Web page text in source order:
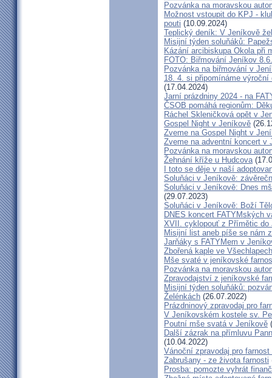
Pozvánka na moravskou
Možnost vstoupit do KPJ -
pouti (10.09.2024)
Teplický deník: V Jeníkově
Misijní týden soluňáků:
Kázání arcibiskupa Okola při
FOTO: Biřmování Jeníkov
Pozvánka na biřmování v
18. 4. si připomínáme
(17.04.2024)
Jarní prázdniny 2024 - na
ČSOB pomáhá regionům:
Ráchel Skleničková opět v
Gospel Night v Jeníkově
Zveme na Gospel Night v
Zveme na adventní koncert v
Pozvánka na moravskou
Žehnání kříže u Hudcova
I toto se děje v naší
Soluňáci v Jeníkově:
Soluňáci v Jeníkově: Dnes
(29.07.2023)
Soluňáci v Jeníkově: Boží
DNES koncert FATYMských
XVII. cyklopouť z Přímětic do
Misijní list aneb píše se nám
Jarňáky s FATYMem v
Zbořená kaple ve
Mše svaté v jeníkovské
Pozvánka na moravskou
Zpravodajství z jeníkovské
Misijní týden soluňáků:
Želénkách (26.07.2022)
Prázdninový zpravodaj pro
V Jeníkovském kostele sv.
Poutní mše svatá v Jeníkově
Další zázrak na přímluvu
(10.04.2022)
Vánoční zpravodaj pro
Zabrušany - ze života farnosti
Prosba: pomozte vyhrát